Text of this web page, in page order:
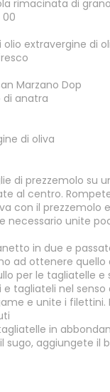
rimacinata di
00
olio extravergine di
Marzano Dop
di anatra
di oliva
di prezzemolo su
al centro.
con il prezzemolo
necessario unite
in due e
ad ottenere
per le tagliatelle
e tagliateli nel
e unite i
in
sugo, aggiungete il